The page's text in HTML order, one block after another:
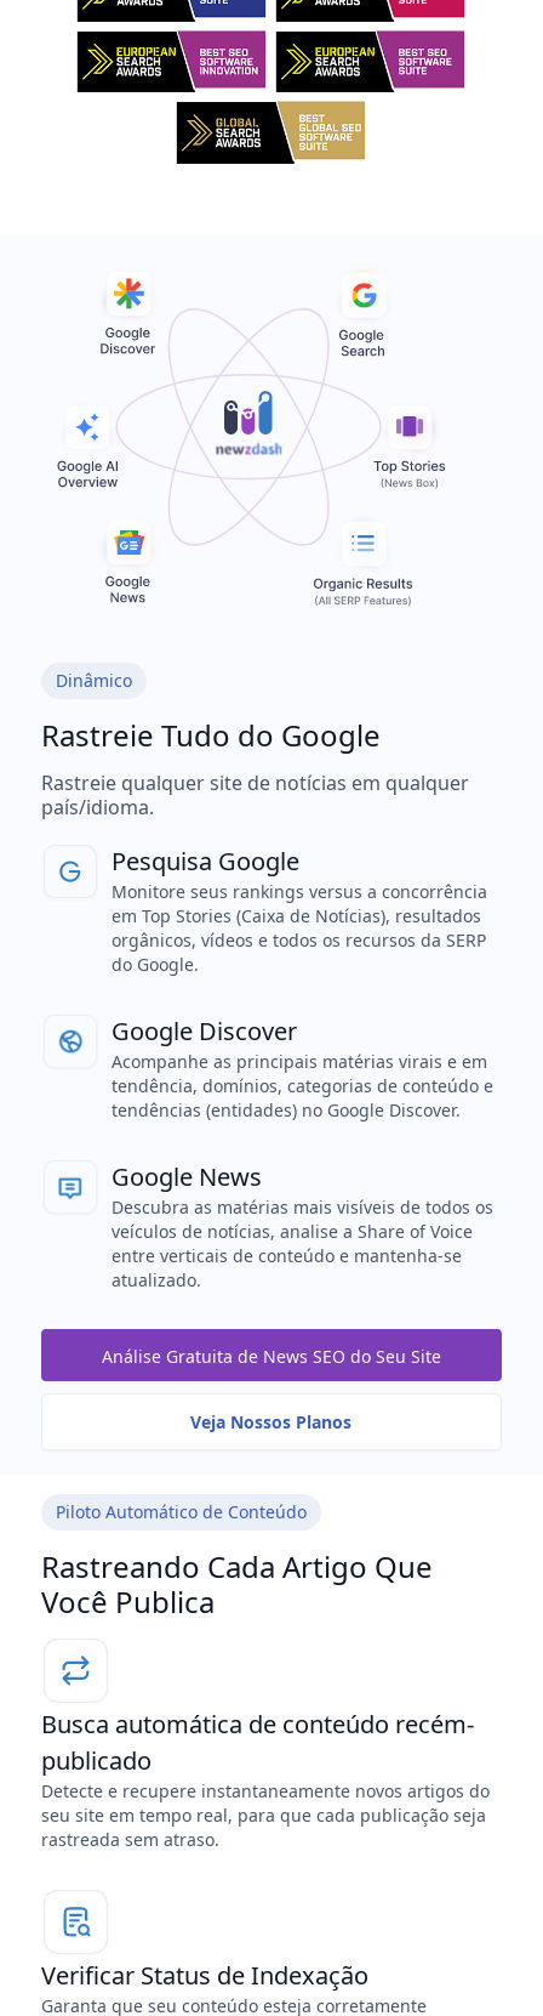
Dinâmico
Rastreie Tudo do Google
Rastreie qualquer site de notícias em qualquer
país/idioma.
Pesquisa Google
Monitore seus rankings versus a concorrência
em Top Stories (Caixa de Notícias), resultados
orgânicos, vídeos e todos os recursos da SERP
do Google.
Google Discover
Acompanhe as principais matérias virais e em
tendência, domínios, categorias de conteúdo e
tendências (entidades) no Google Discover.
Google News
Descubra as matérias mais visíveis de todos os
veículos de notícias, analise a Share of Voice
entre verticais de conteúdo e mantenha-se
atualizado.
Análise Gratuita de News SEO do Seu Site
Veja Nossos Planos
Piloto Automático de Conteúdo
Rastreando Cada Artigo Que
Você Publica
Busca automática de conteúdo recém-
publicado
Detecte e recupere instantaneamente novos artigos do
seu site em tempo real, para que cada publicação seja
rastreada sem atraso.
Verificar Status de Indexação
Garanta que seu conteúdo esteja corretamente